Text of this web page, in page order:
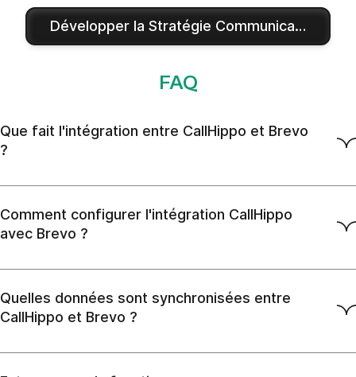
Développer la Stratégie Communication
FAQ
Que fait l'intégration entre CallHippo et Brevo
?
Comment configurer l'intégration CallHippo
avec Brevo ?
Quelles données sont synchronisées entre
CallHippo et Brevo ?